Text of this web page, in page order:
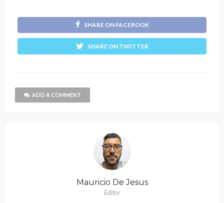
SHARE ON FACEBOOK
SHARE ON TWITTER
ADD A COMMENT
Mauricio De Jesus
Editor